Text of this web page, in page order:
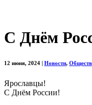
С Днём
12 июня, 2024 Новости,
Ярославцы!
С Днём России!